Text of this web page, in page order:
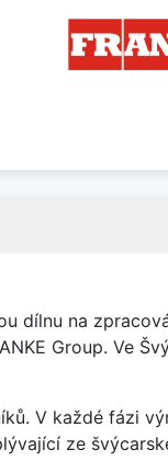
dílnu na
Group. Ve
V každé fázi
ze